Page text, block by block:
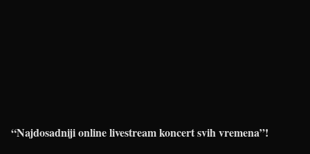
“Najdosadniji online livestream koncert svih vremena”!